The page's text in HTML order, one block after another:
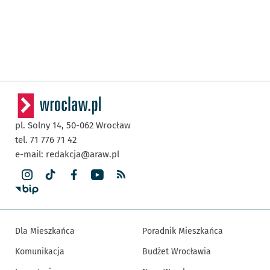
pl. Solny 14, 50-062 Wrocław
tel. 71 776 71 42
e-mail: redakcja@araw.pl
Dla Mieszkańca
Komunikacja
Poradnik Mieszkańca
Budżet Wrocławia